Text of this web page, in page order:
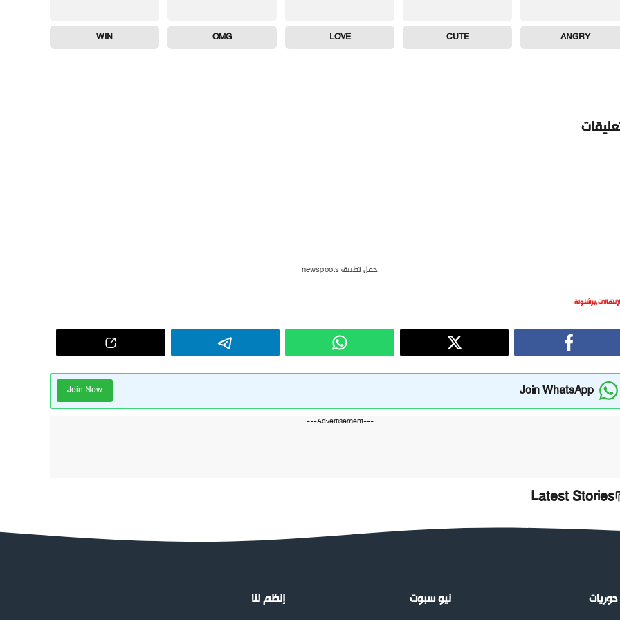
ANGRY
CUTE
LOVE
OMG
WIN
حمل تطبيق newspoots
,برشلونة
Join WhatsApp
Join Now
---Advertisement---
Latest Stories
دوريات نيو سبوت إنظم لنا